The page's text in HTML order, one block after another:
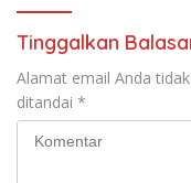
Tinggalkan
Alamat email Anda
ditandai *